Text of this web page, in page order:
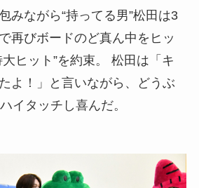
みながら“持ってる男”松田は3
再びボードのど真ん中をヒッ
大ヒット”を約束。 松田は「キ
よ！」と言いながら、どうぶ
イタッチし喜んだ。